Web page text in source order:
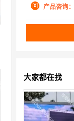
问 产品咨询：
大家都在找